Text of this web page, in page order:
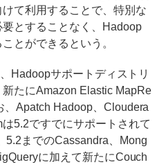
て利用することで、特別な
とすることなく、Hadoop
とができるという。
Hadoopサポートディストリ
たにAmazon Elastic MapRe
Apatch Hadoop、Cloudera
5.2ですでにサポートされて
5.2までのCassandra、Mong
に加えて新たにCouch